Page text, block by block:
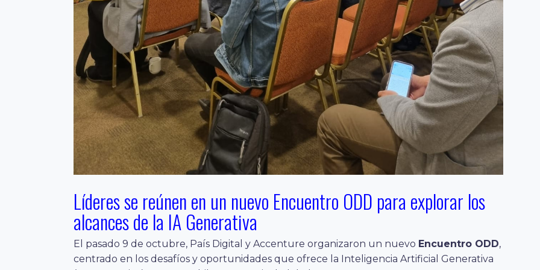
Líderes se reúnen en un nuevo Encuentro ODD para explorar los
alcances de la IA Generativa
El pasado 9 de octubre, País Digital y Accenture organizaron un nuevo Encuentro ODD,
centrado en los desafíos y oportunidades que ofrece la Inteligencia Artificial Generativa